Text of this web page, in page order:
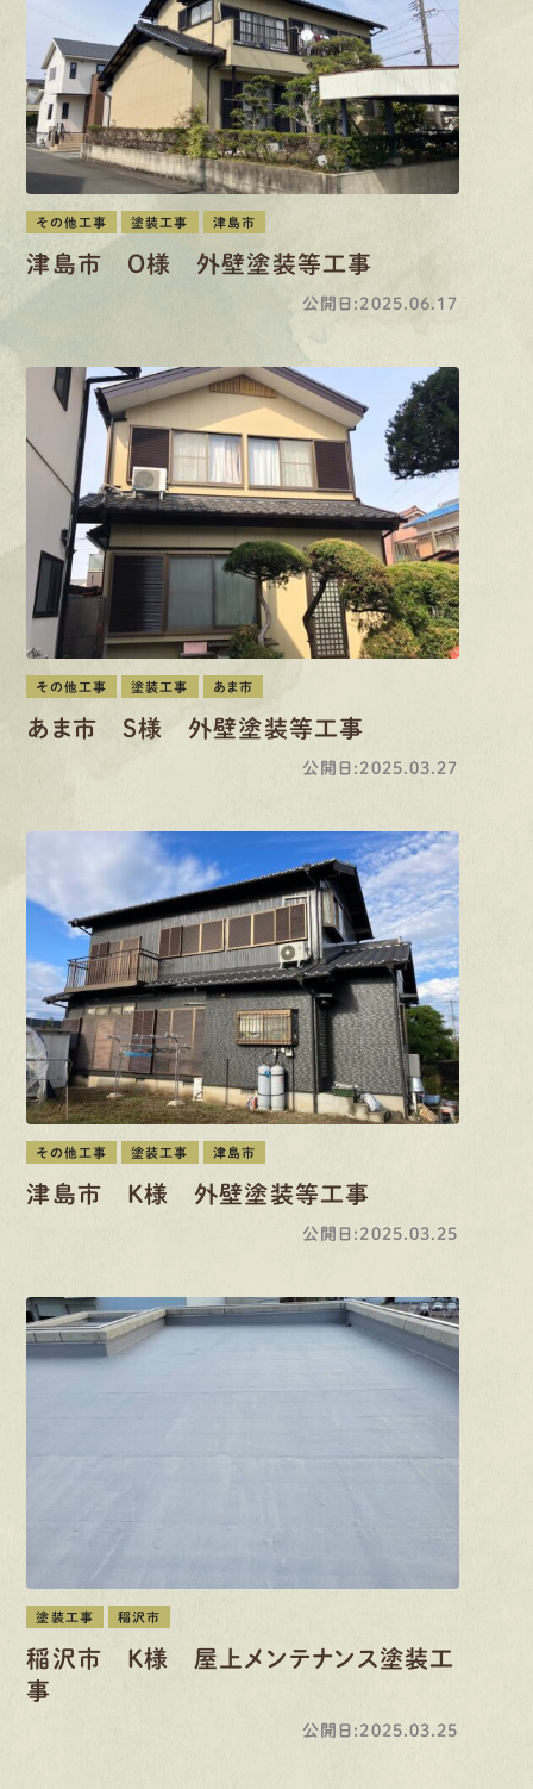
その他工事 塗装工事 津島市
津島市 O様 外壁塗装等工事
公開日:2025.06.17
その他工事 塗装工事 あま市
あま市 S様 外壁塗装等工事
公開日:2025.03.27
その他工事 塗装工事 津島市
津島市 K様 外壁塗装等工事
公開日:2025.03.25
塗装工事 稲沢市
稲沢市 K様 屋上メンテナンス塗装工
事
公開日:2025.03.25